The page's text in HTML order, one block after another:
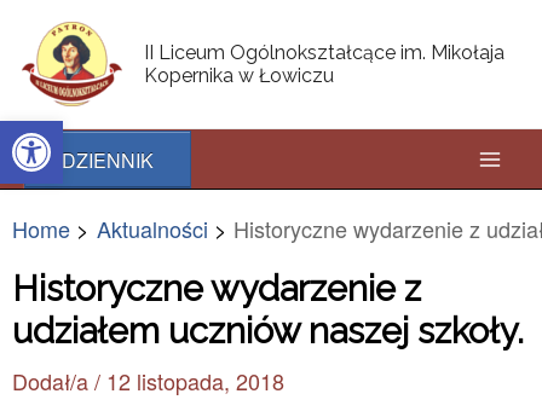
Open toolbar
content
II Liceum Ogólnokształcące im. Mikołaja
Kopernika w Łowiczu
DZIENNIK
Home Aktualności Historyczne wydarzenie z
Historyczne wydarzenie z
udziałem uczniów naszej szkoły.
Dodał/a / 12 listopada, 2018
navigation